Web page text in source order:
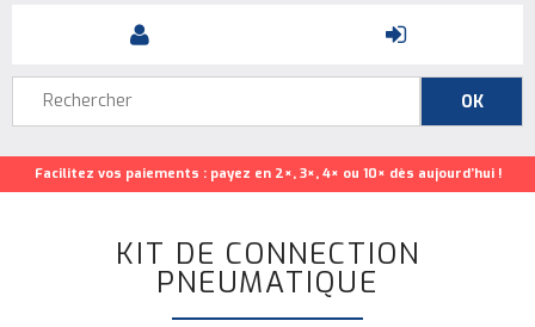
Facilitez vos paiements : payez en 2×, 3×, 4× ou 10× dès aujourd’hui !
KIT DE CONNECTION
PNEUMATIQUE